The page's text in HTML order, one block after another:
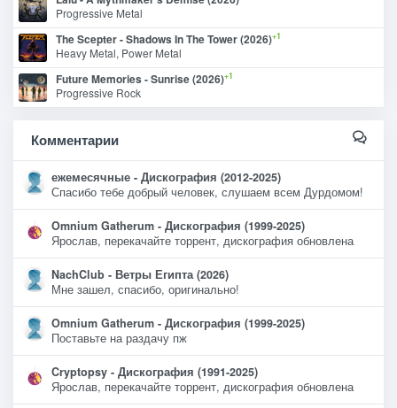
Progressive Metal
The Scepter - Shadows In The Tower (2026)+1
Heavy Metal, Power Metal
Future Memories - Sunrise (2026)+1
Progressive Rock
Комментарии
ежемесячные - Дискография (2012-2025)
Спасибо тебе добрый человек, слушаем всем Дурдомом!
Omnium Gatherum - Дискография (1999-2025)
Ярослав, перекачайте торрент, дискография обновлена
NachClub - Ветры Египта (2026)
Мне зашел, спасибо, оригинально!
Omnium Gatherum - Дискография (1999-2025)
Поставьте на раздачу пж
Cryptopsy - Дискография (1991-2025)
Ярослав, перекачайте торрент, дискография обновлена